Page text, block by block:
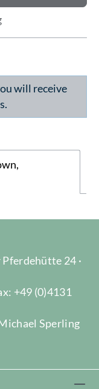
will receive
Pferdehütte 24 ·
+49 (0)4131
Sperling